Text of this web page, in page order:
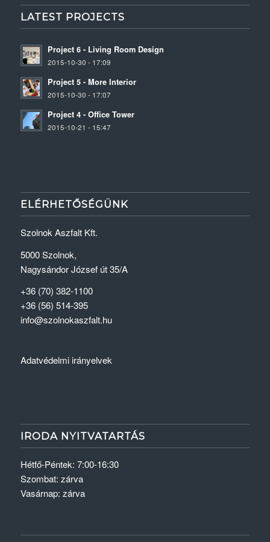
LATEST PROJECTS
Project 6 - Living Room Design
2015-10-30 - 17:09
Project 5 - More Interior
2015-10-30 - 17:07
Project 4 - Office Tower
2015-10-21 - 15:47
ELÉRHETŐSÉGÜNK
Szolnok Aszfalt Kft.
5000 Szolnok,
Nagysándor József út 35/A
+36 (70) 382-1100
+36 (56) 514-395
info@szolnokaszfalt.hu
Adatvédelmi irányelvek
IRODA NYITVATARTÁS
Hétfő-Péntek: 7:00-16:30
Szombat: zárva
Vasárnap: zárva